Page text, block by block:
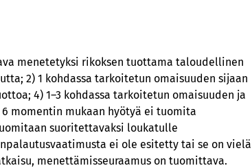
menetetyksi rikoksen tuottama taloudellinen
2) 1 kohdassa tarkoitetun omaisuuden sijaan
4) 1–3 kohdassa tarkoitetun omaisuuden ja
momentin mukaan hyötyä ei tuomita
suoritettavaksi loukatulle
ei ole esitetty tai se on vielä
menettämisseuraamus on tuomittava.